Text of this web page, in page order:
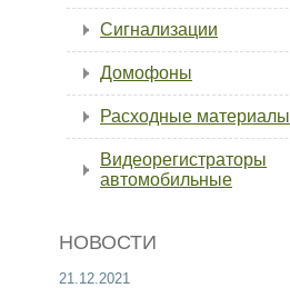
Сигнализации
Домофоны
Расходные материалы
Видеорегистраторы
автомобильные
НОВОСТИ
21.12.2021